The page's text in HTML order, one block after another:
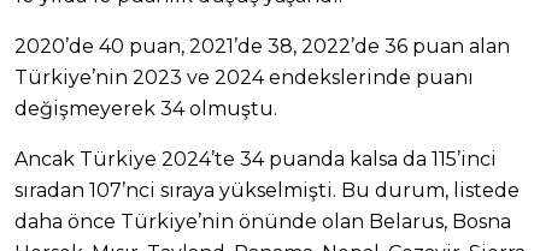
2020’de 40 puan, 2021’de 38, 2022’de 36 puan alan
Türkiye’nin 2023 ve 2024 endekslerinde puanı
değişmeyerek 34 olmuştu.
Ancak Türkiye 2024’te 34 puanda kalsa da 115’inci
sıradan 107’nci sıraya yükselmişti. Bu durum, listede
daha önce Türkiye’nin önünde olan Belarus, Bosna